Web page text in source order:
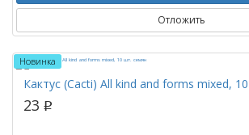
Отложить
Новинка
Кактус (Cacti) All kind and forms mixed,
23 p